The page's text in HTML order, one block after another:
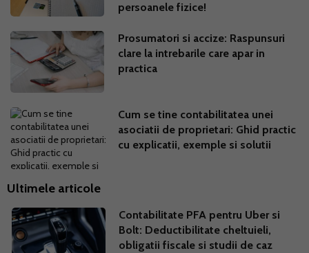
persoanele fizice!
Prosumatori si accize: Raspunsuri
clare la intrebarile care apar in
practica
Cum se tine contabilitatea unei
asociatii de proprietari: Ghid practic
cu explicatii, exemple si solutii
Ultimele articole
Contabilitate PFA pentru Uber si
Bolt: Deductibilitate cheltuieli,
obligatii fiscale si studii de caz